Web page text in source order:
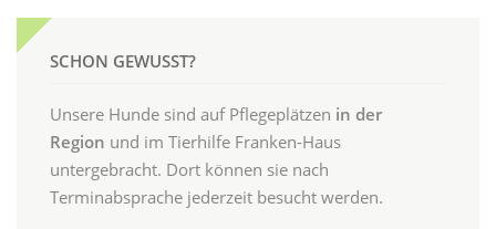
SCHON GEWUSST?
Unsere Hunde sind auf Pflegeplätzen in der
Region und im Tierhilfe Franken-Haus
untergebracht. Dort können sie nach
Terminabsprache jederzeit besucht werden.